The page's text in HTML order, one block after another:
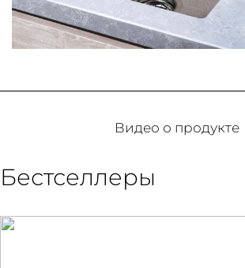
Видео о продукте
Бестселлеры